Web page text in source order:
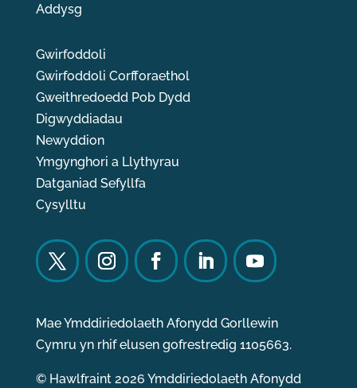
Addysg
Gwirfoddoli
Gwirfoddoli Corfforaethol
Gweithredoedd Pob Dydd
Digwyddiadau
Newyddion
Ymgynghori a Llythyrau
Datganiad Sefyllfa
Cysylltu
Mae Ymddiriedolaeth Afonydd Gorllewin
Cymru yn rhif elusen gofrestredig 1105663.
© Hawlfraint 2026 Ymddiriedolaeth Afonydd